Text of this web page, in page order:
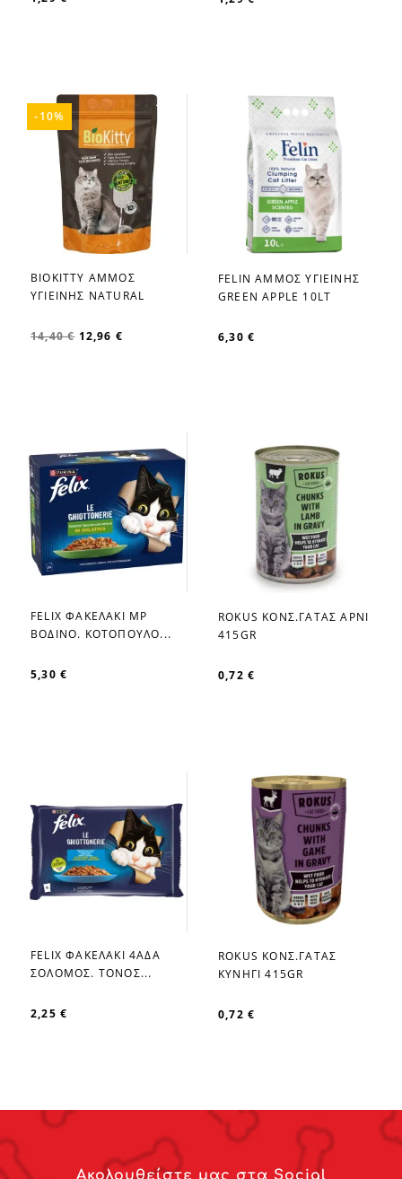
favorite_border
BIOKITTY ΑΜΜΟΣ
ΥΓΙΕΙΝΗΣ NATURAL
14,40 € 12,96 €
-10%
favorite_border
FELIN ΑΜΜΟΣ ΥΓΙΕΙΝΗΣ
GREEN APPLE 10LT
6,30 €
favorite_border
FELIX ΦΑΚΕΛΑΚΙ MP
ΒΟΔΙΝΟ. ΚΟΤΟΠΟΥΛΟ...
5,30 €
favorite_border
ROKUS ΚΟΝΣ.ΓΑΤΑΣ ΑΡΝΙ
415GR
0,72 €
favorite_border
FELIX ΦΑΚΕΛΑΚΙ 4ΑΔΑ
ΣΟΛΟΜΟΣ. ΤΟΝΟΣ...
2,25 €
favorite_border
ROKUS ΚΟΝΣ.ΓΑΤΑΣ
ΚΥΝΗΓΙ 415GR
0,72 €
Ακολουθείστε μας στα Social